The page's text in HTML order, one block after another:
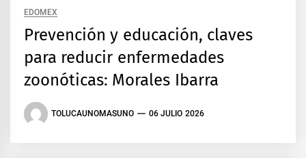
EDOMEX
Prevención y educación, claves
para reducir enfermedades
zoonóticas: Morales Ibarra
TOLUCAUNOMASUNO 06 JULIO 2026